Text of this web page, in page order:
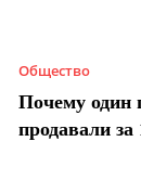
Общество
Почему один
продавали